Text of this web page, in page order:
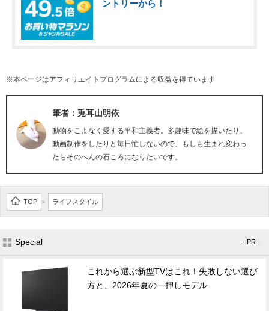
ントリーから！
※本ページはアフィリエイトプログラムによる収益を得ています
筆者：兎耳山明依
動物をこよなく愛する平和主義者。多趣味で絵を描いたり、
動画制作をしたりと毎日忙しないので、もしも生まれ変わっ
たらそのへんの石ころになりたいです。
TOP > ライフスタイル
Special - PR -
これから選ぶ新型TVはこれ！失敗しない選び
方と、2026年夏の一押しモデル